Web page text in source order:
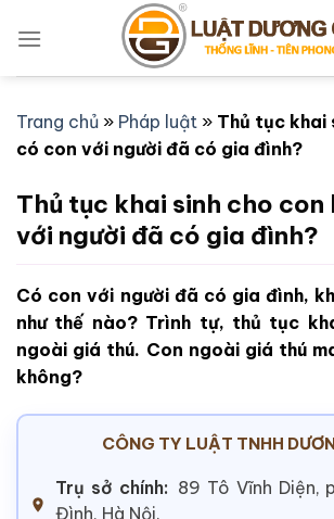
qua
Trang chủ » Pháp luật » Thủ tục khai
có con với người đã có gia đình?
Thủ tục khai sinh cho con
với người đã có gia đình?
Có con với người đã có gia đình,
như thế nào? Trình tự, thủ tục
ngoài giá thú. Con ngoài giá thú
không?
CÔNG TY LUẬT TNHH
Trụ sở chính: 89 Tô Vĩnh Diện,
Đình, Hà Nội.